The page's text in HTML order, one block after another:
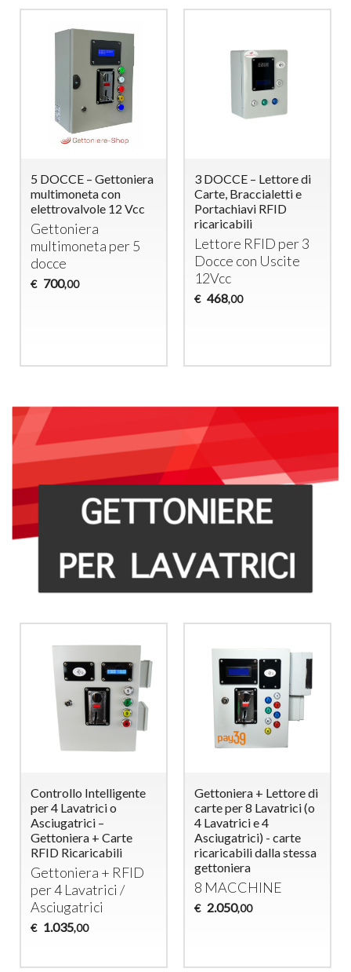
5 DOCCE – Gettoniera
multimoneta con
elettrovalvole 12 Vcc
Gettoniera
multimoneta per 5
docce
€ 700,00
3 DOCCE – Lettore di
Carte, Braccialetti e
Portachiavi RFID
ricaricabili
Lettore RFID per 3
Docce con Uscite
12Vcc
€ 468,00
Controllo Intelligente
per 4 Lavatrici o
Asciugatrici –
Gettoniera + Carte
RFID Ricaricabili
Gettoniera + RFID
per 4 Lavatrici /
Asciugatrici
€ 1.035,00
Gettoniera + Lettore di
carte per 8 Lavatrici (o
4 Lavatrici e 4
Asciugatrici) - carte
ricaricabili dalla stessa
gettoniera
8 MACCHINE
€ 2.050,00